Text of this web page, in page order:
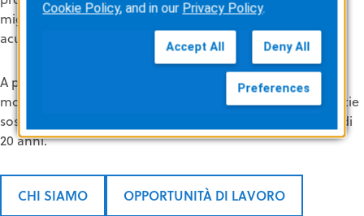
migliori risultati nella cura del paziente con cardiopatia
acuta.
A partire da LifeVest, il primo defibrillatore indossabile al
mondo, le nostre soluzioni per la gestione delle cardiopatie
sostengono la cura di oltre un milione di pazienti da più di
20 anni.
CHI SIAMO OPPORTUNITÀ DI LAVORO
Cookie Policy, and in our Privacy Policy.
Accept All Deny All
Preferences